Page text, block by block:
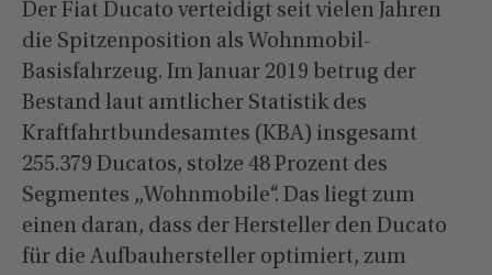
Der Fiat Ducato verteidigt seit vielen Jahren
die Spitzenposition als Wohnmobil-
Basisfahrzeug. Im Januar 2019 betrug der
Bestand laut amtlicher Statistik des
Kraftfahrtbundesamtes (KBA) insgesamt
255.379 Ducatos, stolze 48 Prozent des
Segmentes „Wohnmobile“. Das liegt zum
einen daran, dass der Hersteller den Ducato
für die Aufbauhersteller optimiert, zum